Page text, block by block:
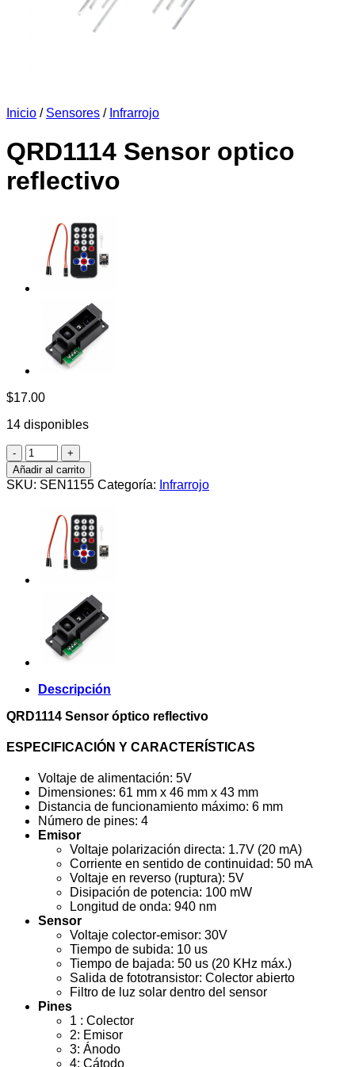
Inicio / Sensores / Infrarrojo
QRD1114 Sensor optico
reflectivo
$17.00
14 disponibles
QRD1114
Sensor
optico
reflectivo
Añadir al carrito
SKU: SEN1155 Categoría: Infrarrojo
Descripción
QRD1114 Sensor óptico reflectivo
ESPECIFICACIÓN Y CARACTERÍSTICAS
Voltaje de alimentación: 5V
Dimensiones: 61 mm x 46 mm x 43 mm
Distancia de funcionamiento máximo: 6 mm
Número de pines: 4
Emisor
Voltaje polarización directa: 1.7V (20 mA)
Corriente en sentido de continuidad: 50 mA
Voltaje en reverso (ruptura): 5V
Disipación de potencia: 100 mW
Longitud de onda: 940 nm
Sensor
Voltaje colector-emisor: 30V
Tiempo de subida: 10 us
Tiempo de bajada: 50 us (20 KHz máx.)
Salida de fototransistor: Colector abierto
Filtro de luz solar dentro del sensor
Pines
1 : Colector
2: Emisor
3: Ánodo
4: Cátodo